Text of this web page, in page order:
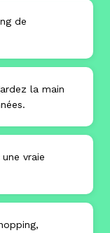
de
la main
vraie